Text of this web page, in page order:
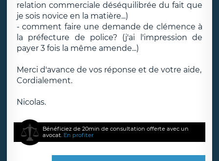
relation commerciale déséquilibrée du fait que
je sois novice en la matière...)
- comment faire une demande de clémence à
la préfecture de police? (j'ai l'impression de
payer 3 fois la même amende...)
Merci d'avance de vos réponse et de votre aide,
Cordialement.
Nicolas.
Bénéficiez de 20min de consultation offerte avec un
avocat. En profiter